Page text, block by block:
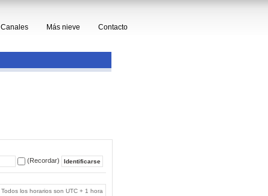
Canales Más nieve Contacto
(Recordar)
Todos los horarios son UTC + 1 hora